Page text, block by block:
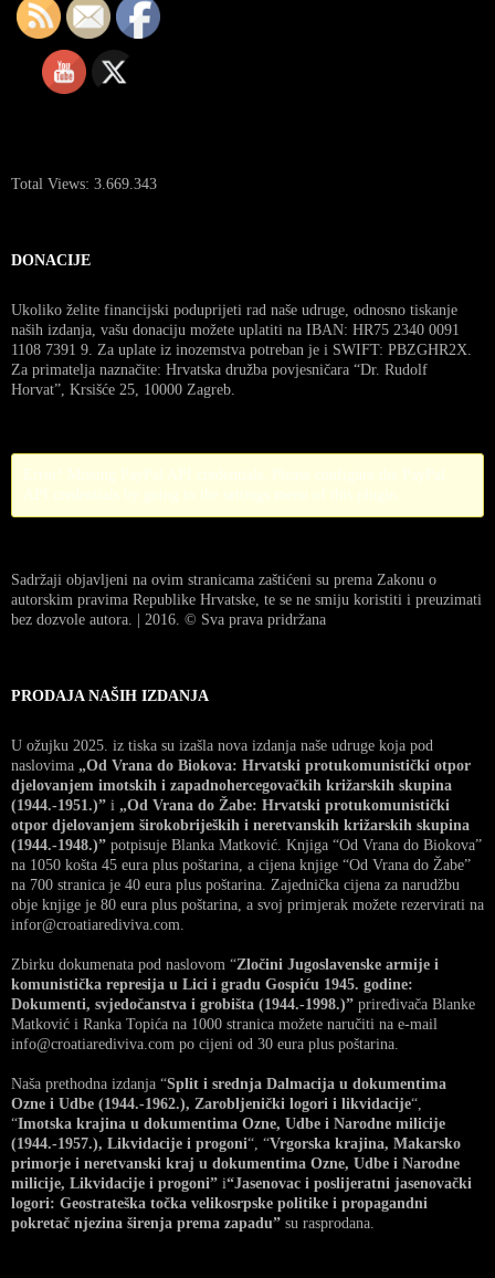
Total Views: 3.669.343
DONACIJE
Ukoliko želite financijski poduprijeti rad naše udruge, odnosno tiskanje
naših izdanja, vašu donaciju možete uplatiti na IBAN: HR75 2340 0091
1108 7391 9. Za uplate iz inozemstva potreban je i SWIFT: PBZGHR2X.
Za primatelja naznačite: Hrvatska družba povjesničara “Dr. Rudolf
Horvat”, Krsišće 25, 10000 Zagreb.
Sadržaji objavljeni na ovim stranicama zaštićeni su prema Zakonu o
autorskim pravima Republike Hrvatske, te se ne smiju koristiti i preuzimati
bez dozvole autora. | 2016. © Sva prava pridržana
PRODAJA NAŠIH IZDANJA
U ožujku 2025. iz tiska su izašla nova izdanja naše udruge koja pod
naslovima „Od Vrana do Biokova: Hrvatski protukomunistički otpor
djelovanjem imotskih i zapadnohercegovačkih križarskih skupina
(1944.-1951.)” i „Od Vrana do Žabe: Hrvatski protukomunistički
otpor djelovanjem širokobrijeških i neretvanskih križarskih skupina
(1944.-1948.)” potpisuje Blanka Matković. Knjiga “Od Vrana do Biokova”
na 1050 košta 45 eura plus poštarina, a cijena knjige “Od Vrana do Žabe”
na 700 stranica je 40 eura plus poštarina. Zajednička cijena za narudžbu
obje knjige je 80 eura plus poštarina, a svoj primjerak možete rezervirati na
infor@croatiarediviva.com.
Zbirku dokumenata pod naslovom “Zločini Jugoslavenske armije i
komunistička represija u Lici i gradu Gospiću 1945. godine:
Dokumenti, svjedočanstva i grobišta (1944.-1998.)” priređivača Blanke
Matković i Ranka Topića na 1000 stranica možete naručiti na e-mail
info@croatiarediviva.com po cijeni od 30 eura plus poštarina.
Naša prethodna izdanja “Split i srednja Dalmacija u dokumentima
Ozne i Udbe (1944.-1962.), Zarobljenički logori i likvidacije“,
“Imotska krajina u dokumentima Ozne, Udbe i Narodne milicije
(1944.-1957.), Likvidacije i progoni“, “Vrgorska krajina, Makarsko
primorje i neretvanski kraj u dokumentima Ozne, Udbe i Narodne
milicije, Likvidacije i progoni” i“Jasenovac i poslijeratni jasenovački
logori: Geostrateška točka velikosrpske politike i propagandni
pokretač njezina širenja prema zapadu” su rasprodana.